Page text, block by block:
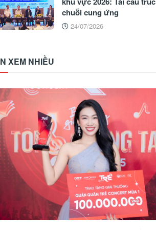
chuỗi cung ứng
24/07/2026
XEM NHIỀU